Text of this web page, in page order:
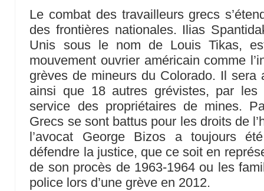
Le combat des travailleurs grecs
des frontières nationales. Ilias
Unis sous le nom de Louis Tikas,
mouvement ouvrier américain comme
grèves de mineurs du Colorado. Il sera
ainsi que 18 autres grévistes, par les
service des propriétaires de mines.
Grecs se sont battus pour les droits de
l’avocat George Bizos a toujours
défendre la justice, que ce soit en
de son procès de 1963-1964 ou les
police lors d’une grève en 2012.